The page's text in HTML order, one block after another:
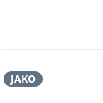
JAKO